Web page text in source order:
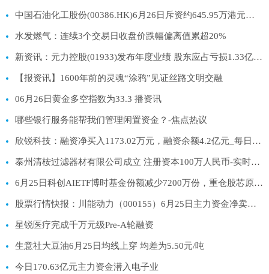
中国石油化工股份(00386.HK)6月26日斥资约645.95万港元回购158.6万股H股 聚焦
水发燃气：连续3个交易日收盘价跌幅偏离值累超20%
新资讯：元力控股(01933)发布年度业绩 股东应占亏损1.33亿元 同比扩大255.19%
【报资讯】1600年前的灵魂“涂鸦”见证丝路文明交融
06月26日黄金多空指数为33.3 播资讯
哪些银行服务能帮我们管理闲置资金？-焦点热议
欣锐科技：融资净买入1173.02万元，融资余额4.2亿元_每日讯息
泰州清桉过滤器材有限公司成立 注册资本100万人民币-实时焦点
6月25日科创AIETF博时基金份额减少7200万份，重仓股芯原股份、寒武纪、澜起科技
股票行情快报：川能动力（000155）6月25日主力资金净卖出3589.14万元|今日热搜
星锐医疗完成千万元级Pre-A轮融资
生意社大豆油6月25日均线上穿 均差为5.50元/吨
今日170.63亿元主力资金潜入电子业